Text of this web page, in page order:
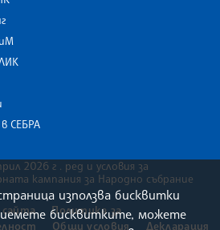
СЕБРА
2026 г . ред и условия за
кампания за Народно събрание
Политика за
Общи условия Декларация
използва бисквитки
бисквитките, можете